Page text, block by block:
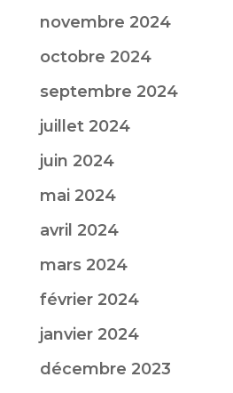
novembre 2024
octobre 2024
septembre 2024
juillet 2024
juin 2024
mai 2024
avril 2024
mars 2024
février 2024
janvier 2024
décembre 2023